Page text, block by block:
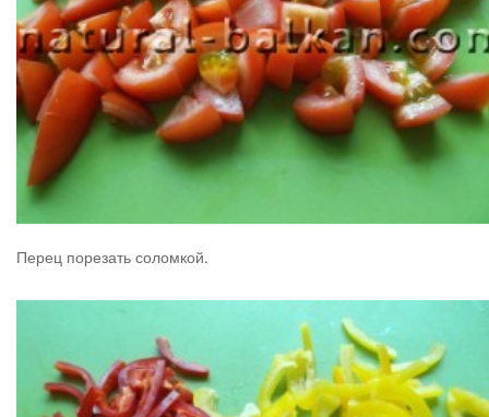
Перец порезать соломкой.